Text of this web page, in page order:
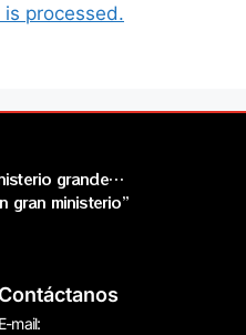
processed.
grande…
gran ministerio”
Contáctanos
E-mail: